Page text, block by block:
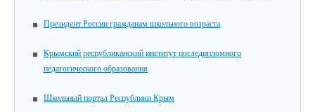
Президент России гражданам школьного возраста
Крымский республиканский институт последипломного
педагогического образования
Школьный портал Республики Крым